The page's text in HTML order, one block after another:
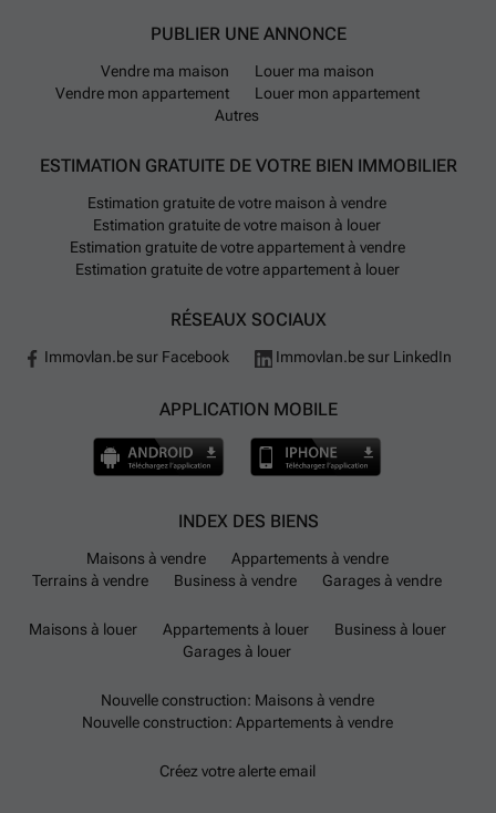
PUBLIER UNE ANNONCE
Vendre ma maison
Louer ma maison
Vendre mon appartement
Louer mon appartement
Autres
ESTIMATION GRATUITE DE VOTRE BIEN IMMOBILIER
Estimation gratuite de votre maison à vendre
Estimation gratuite de votre maison à louer
Estimation gratuite de votre appartement à vendre
Estimation gratuite de votre appartement à louer
RÉSEAUX SOCIAUX
Immovlan.be sur Facebook Immovlan.be sur LinkedIn
APPLICATION MOBILE
INDEX DES BIENS
Maisons à vendre
Appartements à vendre
Terrains à vendre
Business à vendre Garages à vendre
Maisons à louer Appartements à louer
Business à louer
Garages à louer
Nouvelle construction: Maisons à vendre
Nouvelle construction: Appartements à vendre
Créez votre alerte email